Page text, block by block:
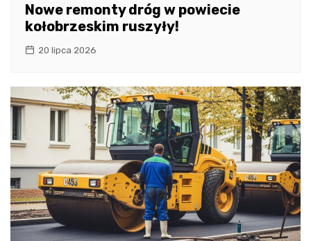
Nowe remonty dróg w powiecie
kołobrzeskim ruszyły!
20 lipca 2026